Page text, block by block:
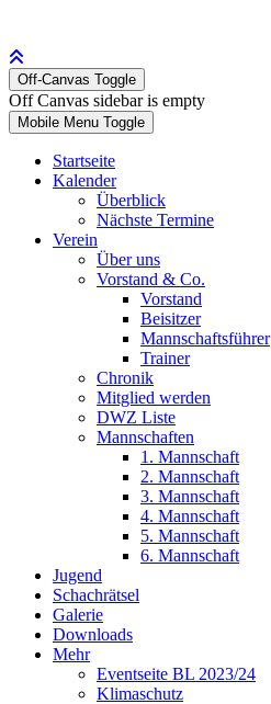
Off-Canvas Toggle
Off Canvas sidebar is empty
Mobile Menu Toggle
Startseite
Kalender
Überblick
Nächste Termine
Verein
Über uns
Vorstand & Co.
Vorstand
Beisitzer
Mannschaftsführer
Trainer
Chronik
Mitglied werden
DWZ Liste
Mannschaften
1. Mannschaft
2. Mannschaft
3. Mannschaft
4. Mannschaft
5. Mannschaft
6. Mannschaft
Jugend
Schachrätsel
Galerie
Downloads
Mehr
Eventseite BL 2023/24
Klimaschutz